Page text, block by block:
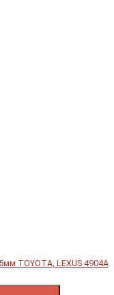
TOYOTA, LEXUS 4904A